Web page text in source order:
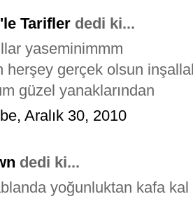
Tarifler dedi ki...
yaseminimmm
herşey gerçek olsun
güzel yanaklarından
Aralık 30, 2010
dedi ki...
yoğunluktan kafa kal